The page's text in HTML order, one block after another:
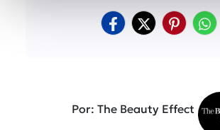
Por: The Beauty Effect